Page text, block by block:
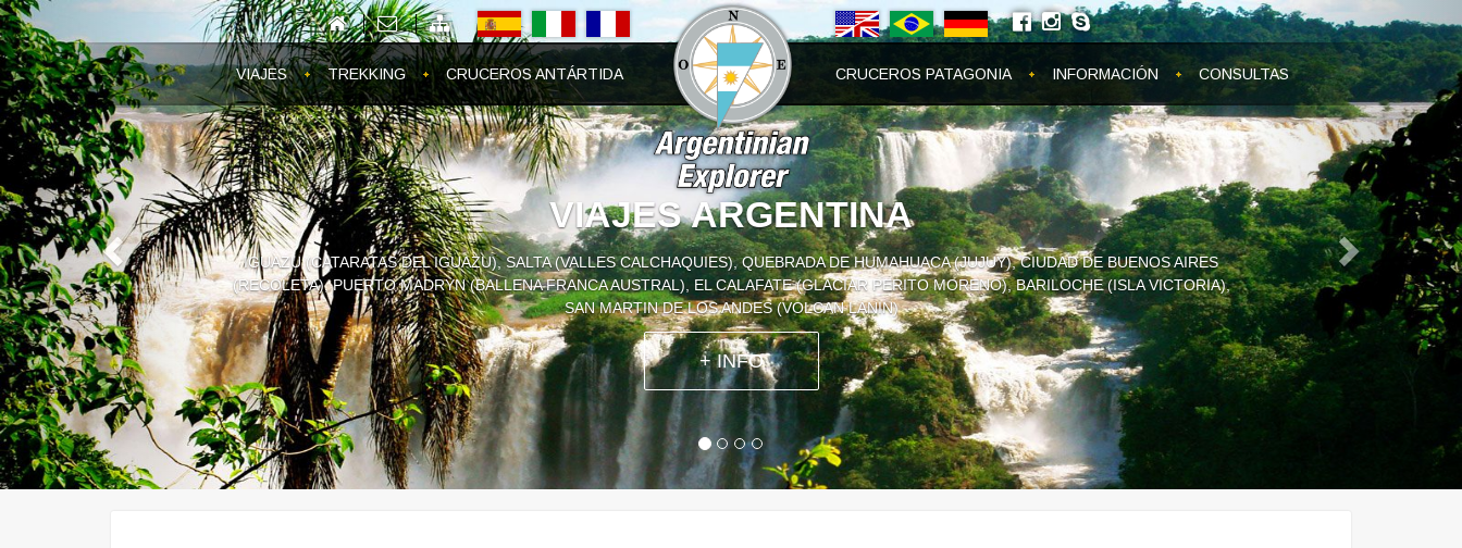
VIAJES TREKKING CRUCEROS ANTÁRTIDA CRUCEROS PATAGONIA INFORMACIÓN CONSULTAS
CRUCEROS ANTARTIDA
COMIENZA UNA NUEVA TEMPORADA 2025-2026 DE LOS CRUCEROS A LA ANTARTIDA: M/V USHUAIA, M/V PLANCIUS, M/V ORTELIUS...
DESTINOS: PENINSULA ANTARTIDA, ISLAS GEORGIA DEL SUR, ORCADAS, SANDWICH DEL SUR, MALVINAS. YA ESTAN LAS TARIFAS
ANTARTIDA 2024-2025
+ INFO
Previous Next